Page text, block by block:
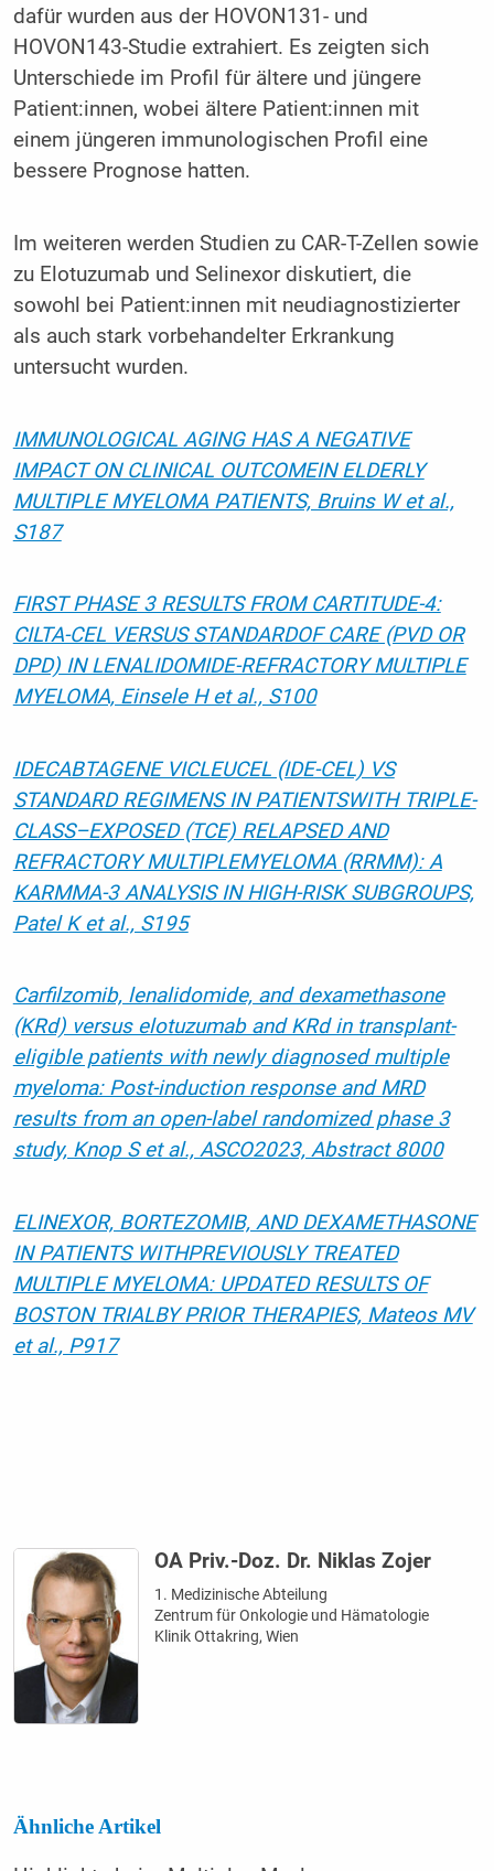
dafür wurden aus der HOVON131- und
HOVON143-Studie extrahiert. Es zeigten sich
Unterschiede im Profil für ältere und jüngere
Patient:innen, wobei ältere Patient:innen mit
einem jüngeren immunologischen Profil eine
bessere Prognose hatten.
Im weiteren werden Studien zu CAR-T-Zellen sowie
zu Elotuzumab und Selinexor diskutiert, die
sowohl bei Patient:innen mit neudiagnostizierter
als auch stark vorbehandelter Erkrankung
untersucht wurden.
IMMUNOLOGICAL AGING HAS A NEGATIVE
IMPACT ON CLINICAL OUTCOMEIN ELDERLY
MULTIPLE MYELOMA PATIENTS, Bruins W et al.,
S187
FIRST PHASE 3 RESULTS FROM CARTITUDE-4:
CILTA-CEL VERSUS STANDARDOF CARE (PVD OR
DPD) IN LENALIDOMIDE-REFRACTORY MULTIPLE
MYELOMA, Einsele H et al., S100
IDECABTAGENE VICLEUCEL (IDE-CEL) VS
STANDARD REGIMENS IN PATIENTSWITH TRIPLE-
CLASS–EXPOSED (TCE) RELAPSED AND
REFRACTORY MULTIPLEMYELOMA (RRMM): A
KARMMA-3 ANALYSIS IN HIGH-RISK SUBGROUPS,
Patel K et al., S195
Carfilzomib, lenalidomide, and dexamethasone
(KRd) versus elotuzumab and KRd in transplant-
eligible patients with newly diagnosed multiple
myeloma: Post-induction response and MRD
results from an open-label randomized phase 3
study, Knop S et al., ASCO2023, Abstract 8000
ELINEXOR, BORTEZOMIB, AND DEXAMETHASONE
IN PATIENTS WITHPREVIOUSLY TREATED
MULTIPLE MYELOMA: UPDATED RESULTS OF
BOSTON TRIALBY PRIOR THERAPIES, Mateos MV
et al., P917
OA Priv.-Doz. Dr. Niklas Zojer
1. Medizinische Abteilung
Zentrum für Onkologie und Hämatologie
Klinik Ottakring, Wien
Ähnliche Artikel